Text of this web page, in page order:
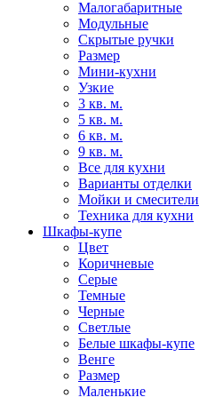
Малогабаритные
Модульные
Скрытые ручки
Размер
Мини-кухни
Узкие
3 кв. м.
5 кв. м.
6 кв. м.
9 кв. м.
Все для кухни
Варианты отделки
Мойки и смесители
Техника для кухни
Шкафы-купе
Цвет
Коричневые
Серые
Темные
Черные
Светлые
Белые шкафы-купе
Венге
Размер
Маленькие